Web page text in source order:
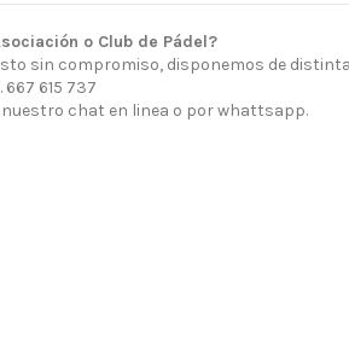
o Club de Pádel?
sin compromiso, disponemos de
615 737
chat en linea o por whattsapp.